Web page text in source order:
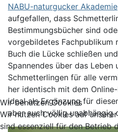
NABU-naturgucker Akademie
aufgefallen, dass
Bestimmungsbücher sind
vorgebildetes Fachpublikum
Buch die Lücke schließen
Spannendes über das Leben
Schmetterlingen für alle
her identisch mit dem
ideal als Ergänzung für
aber auch völlig unabhängig
Wir benutzen Cookies
Wir nutzen Cookies auf
sind essenziell für den Betrieb